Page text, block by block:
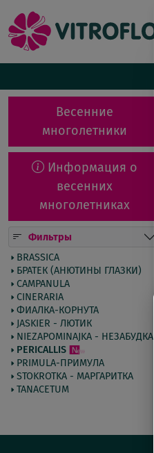
Весенние
многолетники
Информация о
весенних
многолетниках
Фильтры
BRASSICA
БРАТЕК (АНЮТИНЫ ГЛАЗКИ)
CAMPANULA
CINERARIA
ФИАЛКА-КОРНУТА
JASKIER - ЛЮТИК
NIEZAPOMINAJKA - НЕЗАБУДКА
PERICALLIS
PRIMULA-ПРИМУЛА
STOKROTKA - МАРГАРИТКА
TANACETUM